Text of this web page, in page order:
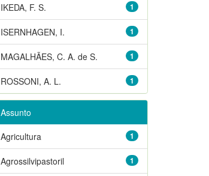
1
IKEDA, F. S.
1
ISERNHAGEN, I.
1
MAGALHÃES, C. A. de S.
1
ROSSONI, A. L.
Assunto
1
Agricultura
1
Agrossilvipastoril